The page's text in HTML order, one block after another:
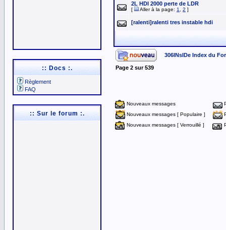
:: Docs :.
Règlement
FAQ
:: Sur le forum :.
2L HDI 2000 perte de LDR
[ Aller à la page: 1 2 ]
[ralenti]ralenti tres instable hdi
306INsIDe Index du
Page 2 sur539
Nouveaux messages
Nouveaux messages [ Populaire ]
Nouveaux messages [ Verrouillé ]